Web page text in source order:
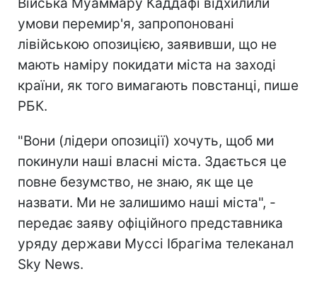
умови перемир'я, запропоновані
лівійською опозицією, заявивши, що не
мають наміру покидати міста на заході
країни, як того вимагають повстанці, пише
РБК.
"Вони (лідери опозиції) хочуть, щоб ми
покинули наші власні міста. Здається це
повне безумство, не знаю, як ще це
назвати. Ми не залишимо наші міста", -
передає заяву офіційного представника
уряду держави Муссі Ібрагіма телеканал
Sky News.